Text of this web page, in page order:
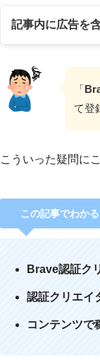
記事内に広告を
「
て登
こういった疑問に
この記事でわか
Brave認証ク
認証クリエイ
コンテンツで